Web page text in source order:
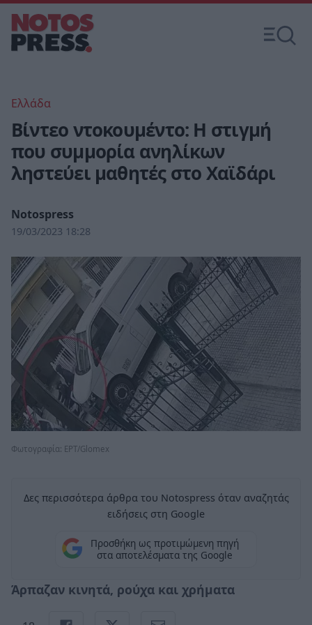
Ελλάδα
Βίντεο ντοκουμέντο: Η στιγμή
που συμμορία ανηλίκων
ληστεύει μαθητές στο Χαϊδάρι
Notospress
19/03/2023 18:28
Φωτογραφία: ΕΡΤ/Glomex
Δες περισσότερα άρθρα του Notospress όταν αναζητάς
ειδήσεις στη Google
Προσθήκη ως προτιμώμενη πηγή
στα αποτελέσματα της Google
Άρπαζαν κινητά, ρούχα και χρήματα